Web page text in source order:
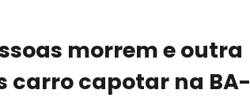
morrem e outra
carro capotar na BA-